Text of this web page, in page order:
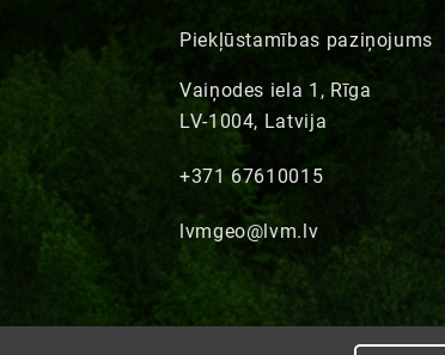
Piekļūstamības paziņojums
Vaiņodes iela 1, Rīga
LV-1004, Latvija
+371 67610015
lvmgeo@lvm.lv